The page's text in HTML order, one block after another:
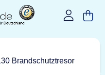
Brandschutztresor